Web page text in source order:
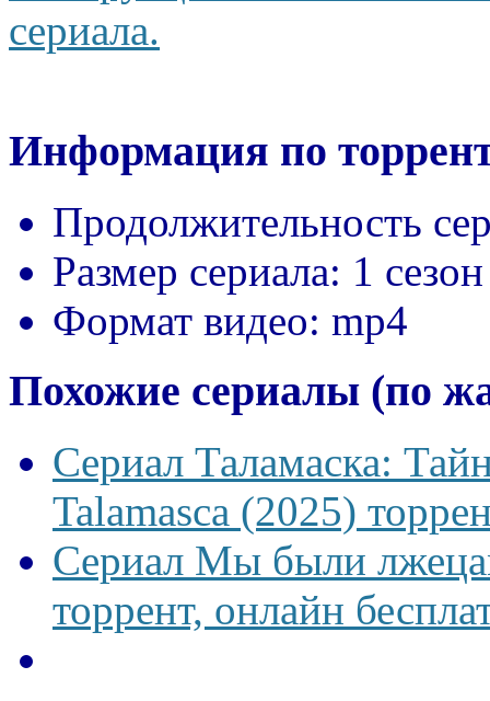
сериала.
Информация по
Продолжительность
Размер сериала: 1
Формат видео: mp4
Похожие сериалы (по
Сериал Таламаска:
Talamasca (2025)
Сериал Мы были
торрент, онлайн